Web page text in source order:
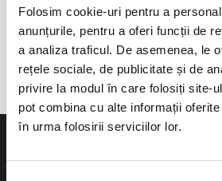
Folosim cookie-uri pentru a
anunțurile, pentru a oferi funcții de
a analiza traficul. De asemenea, le
rețele sociale, de publicitate și de
privire la modul în care folosiți site-
pot combina cu alte informații
în urma folosirii serviciilor lor.
anunta-ma pe email cand apare urmatorul eveniment la
Medias